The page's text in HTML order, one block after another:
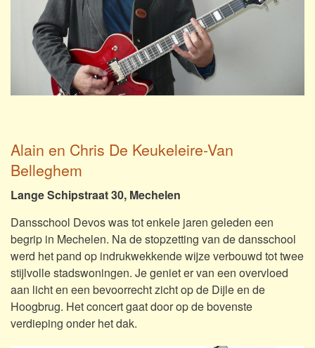
Alain en Chris De Keukeleire-Van
Belleghem
Lange Schipstraat 30, Mechelen
Dansschool Devos was tot enkele jaren geleden een
begrip in Mechelen. Na de stopzetting van de dansschool
werd het pand op indrukwekkende wijze verbouwd tot twee
stijlvolle stadswoningen. Je geniet er van een overvloed
aan licht en een bevoorrecht zicht op de Dijle en de
Hoogbrug. Het concert gaat door op de bovenste
verdieping onder het dak.